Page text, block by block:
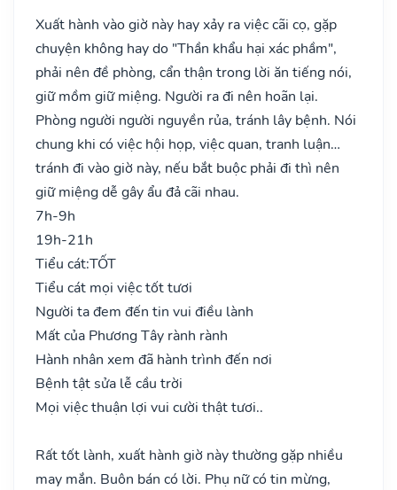
Xuất hành vào giờ này hay xảy ra việc cãi cọ, gặp
chuyện không hay do "Thần khẩu hại xác phầm",
phải nên đề phòng, cẩn thận trong lời ăn tiếng nói,
giữ mồm giữ miệng. Người ra đi nên hoãn lại.
Phòng người người nguyền rủa, tránh lây bệnh. Nói
chung khi có việc hội họp, việc quan, tranh luận…
tránh đi vào giờ này, nếu bắt buộc phải đi thì nên
giữ miệng dễ gây ẩu đả cãi nhau.
7h-9h
19h-21h
Tiểu cát:TỐT
Tiểu cát mọi việc tốt tươi
Người ta đem đến tin vui điều lành
Mất của Phương Tây rành rành
Hành nhân xem đã hành trình đến nơi
Bệnh tật sửa lễ cầu trời
Mọi việc thuận lợi vui cười thật tươi..
Rất tốt lành, xuất hành giờ này thường gặp nhiều
may mắn. Buôn bán có lời. Phụ nữ có tin mừng,